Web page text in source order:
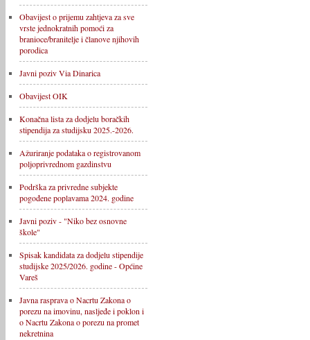
Obavijest o prijemu zahtjeva za sve
vrste jednokratnih pomoći za
branioce/branitelje i članove njihovih
porodica
Javni poziv Via Dinarica
Obavijest OIK
Konačna lista za dodjelu boračkih
stipendija za studijsku 2025.-2026.
Ažuriranje podataka o registrovanom
poljoprivrednom gazdinstvu
Podrška za privredne subjekte
pogođene poplavama 2024. godine
Javni poziv - "Niko bez osnovne
škole"
Spisak kandidata za dodjelu stipendije
studijske 2025/2026. godine - Općine
Vareš
Javna rasprava o Nacrtu Zakona o
porezu na imovinu, nasljeđe i poklon i
o Nacrtu Zakona o porezu na promet
nekretnina